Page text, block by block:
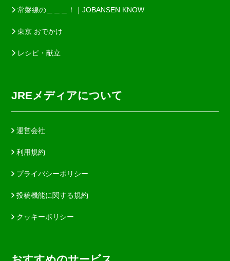
常磐線の＿＿＿！｜JOBANSEN KNOW
東京 おでかけ
レシピ・献立
JREメディアについて
運営会社
利用規約
プライバシーポリシー
投稿機能に関する規約
クッキーポリシー